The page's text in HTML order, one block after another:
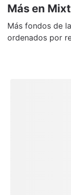
Más en
Más fondos de
ordenados por